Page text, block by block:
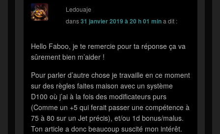
Ledouaje
dans31 janvier 2019 à 20 h 01 mina dit :
Hello Faboo, je te remercie pour ta réponse ça va
sûrement bien m’aider !
Pour parler d’autre chose je travaille en ce moment
sur des règles faites maison avec un système
D100 où j’ai à la fois des modificateurs purs
(Comme un +5 qui ferait passer une compétence à
75 à 80 sur un Jet précis), et/ou 1d bonus/malus.
Ton article a donc beaucoup suscité mon intérêt.